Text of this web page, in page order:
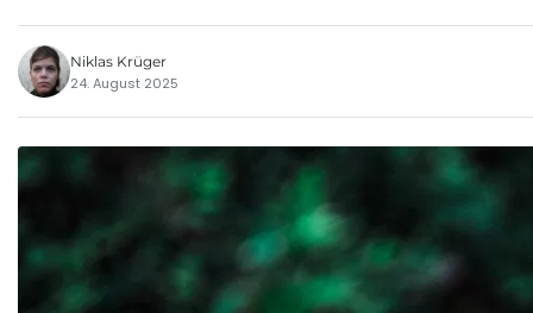
Niklas Krüger
24. August 2025